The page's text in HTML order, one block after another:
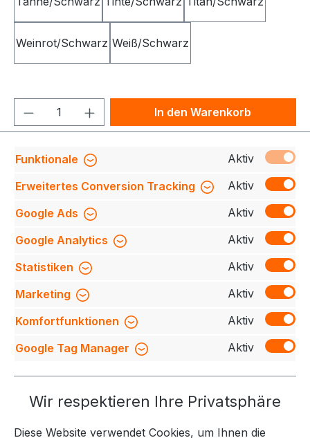
Weinrot/Schwarz Weiß/Schwarz
Produkt Anzahl: Gib denIn den Warenkorb
Produktnummer:
Beschreibung
Besonders strapazierfähiges
Poloshirt mit Vier-Loch Knopfleiste und Einsätzen in
Kontrastfarbe Schwarz an den Seiten, Schult…
Mehr
Bewertungen
Service-Hotline
Weitere Themen
Informationen Kontakt
Funktionale
Aktiv
Erweitertes Conversion Tracking
Aktiv
Google Ads
Aktiv
Google Analytics
Aktiv
Statistiken
Aktiv
Marketing
Aktiv
Komfortfunktionen
Aktiv
Google Tag Manager
Aktiv
Wir respektieren Ihre Privatsphäre
Diese Website verwendet Cookies, um Ihnen die